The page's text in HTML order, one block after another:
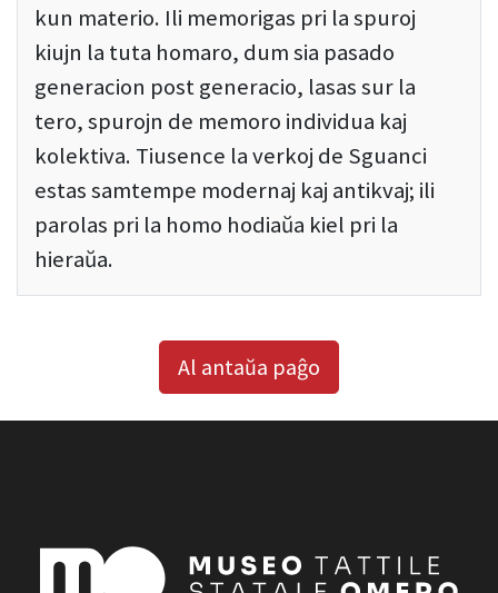
kun materio. Ili memorigas pri la spuroj
kiujn la tuta homaro, dum sia pasado
generacion post generacio, lasas sur la
tero, spurojn de memoro individua kaj
kolektiva. Tiusence la verkoj de Sguanci
estas samtempe modernaj kaj antikvaj; ili
parolas pri la homo hodiaŭa kiel pri la
hieraŭa.
Al antaŭa paĝo